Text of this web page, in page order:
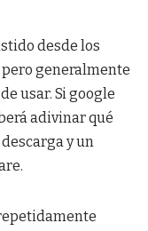
desde los
generalmente
usar. Si google
adivinar qué
y un